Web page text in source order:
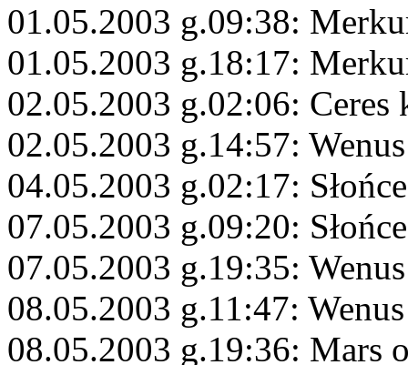
01.05.2003 g.09:38:
01.05.2003 g.18:17:
02.05.2003 g.02:06:
02.05.2003 g.14:57:
04.05.2003 g.02:17:
07.05.2003 g.09:20:
07.05.2003 g.19:35:
08.05.2003 g.11:47:
08.05.2003 g.19:36: Mars